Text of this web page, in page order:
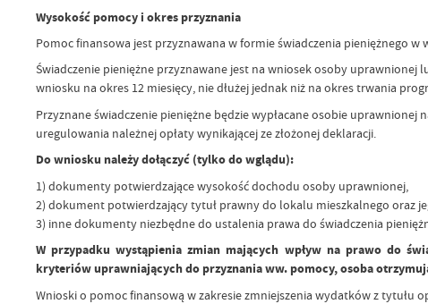
Wysokość pomocy i okres przyznania
Pomoc finansowa jest przyznawana w formie świadczenia pieniężnego w
Świadczenie pieniężne przyznawane jest na wniosek osoby uprawnionej
wniosku na okres 12 miesięcy, nie dłużej jednak niż na okres trwania
Przyznane świadczenie pieniężne będzie wypłacane osobie
uregulowania należnej opłaty wynikającej ze złożonej deklaracji.
Do wniosku należy dołączyć (tylko do wglądu):
1) dokumenty potwierdzające wysokość dochodu osoby uprawnionej,
2) dokument potwierdzający tytuł prawny do lokalu mieszkalnego oraz
3) inne dokumenty niezbędne do ustalenia prawa do świadczenia
W przypadku wystąpienia zmian mających wpływ na prawo do
kryteriów uprawniających do przyznania ww. pomocy, osoba
Wnioski o pomoc finansową w zakresie zmniejszenia wydatków z tytułu